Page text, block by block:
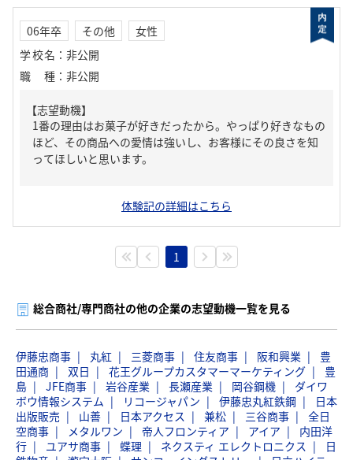
06年卒 その他
女性
学校名 ： 非公開
職種 ： 非公開
【志望動機】
1番の理由はお菓子が好きだったから。やっぱり好きなもの
ほど、その商品への愛情は強いし、お客様にその良さを知
ってほしいと思います。
体験記の詳細はこちら
1
総合商社/専門商社の他の企業の志望動機一覧を見る
伊藤忠商事 丸紅 三菱商事 住友商事 阪和興業
豊
田通商
双日 花王グループカスタマーマーケティング
豊
島
JFE商事 岩谷産業 長瀬産業 岡谷鋼機
ダイワ
ボウ情報システム
リコージャパン 伊藤忠丸紅鉄鋼
日本
出版販売
山善 日本アクセス 兼松 三谷商事
全日
空商事
メタルワン 帝人フロンティア アイア
内田洋
行
ユアサ商事 蝶理 ネクスティ エレクトロニクス
日